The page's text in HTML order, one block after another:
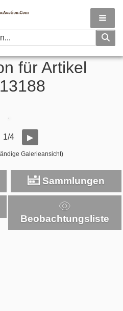
für Artikel
1/4 ▶
Galerieansicht)
Sammlungen
Beobachtungsliste